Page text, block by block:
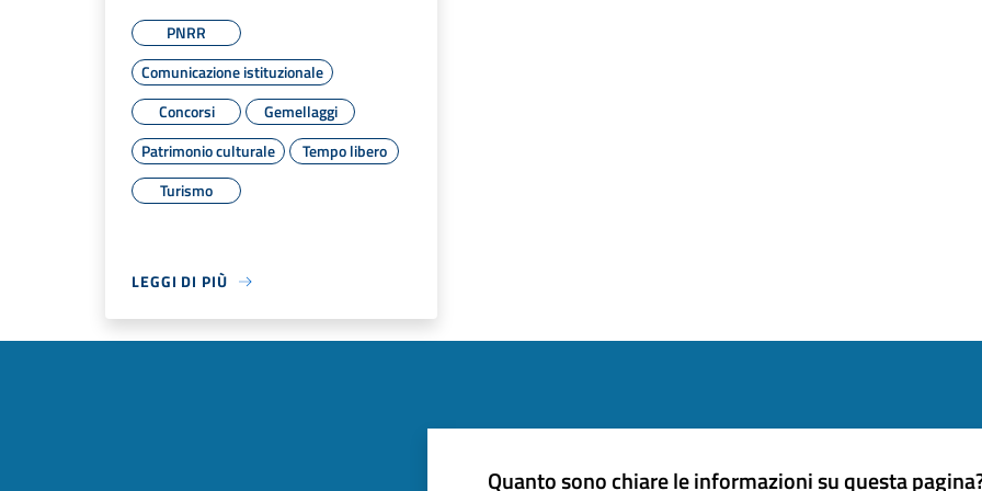
PNRR
Comunicazione istituzionale
Concorsi
Gemellaggi
Patrimonio culturale
Tempo libero
Turismo
LEGGI DI PIÙ
Quanto sono chiare le informazioni su questa